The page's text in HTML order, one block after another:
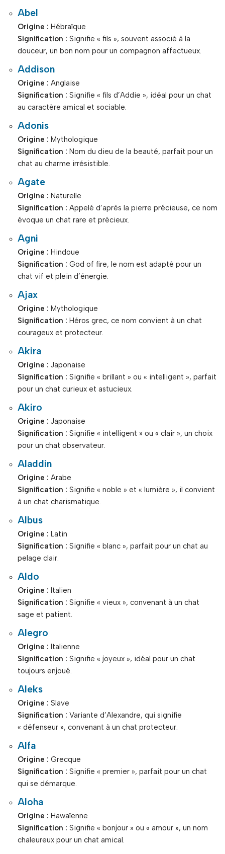
Abel
Origine : Hébraïque
Signification : Signifie « fils », souvent associé à la
douceur, un bon nom pour un compagnon affectueux.
Addison
Origine : Anglaise
Signification : Signifie « fils d’Addie », idéal pour un chat
au caractère amical et sociable.
Adonis
Origine : Mythologique
Signification : Nom du dieu de la beauté, parfait pour un
chat au charme irrésistible.
Agate
Origine : Naturelle
Signification : Appelé d’après la pierre précieuse, ce nom
évoque un chat rare et précieux.
Agni
Origine : Hindoue
Signification : God of fire, le nom est adapté pour un
chat vif et plein d’énergie.
Ajax
Origine : Mythologique
Signification : Héros grec, ce nom convient à un chat
courageux et protecteur.
Akira
Origine : Japonaise
Signification : Signifie « brillant » ou « intelligent », parfait
pour un chat curieux et astucieux.
Akiro
Origine : Japonaise
Signification : Signifie « intelligent » ou « clair », un choix
pour un chat observateur.
Aladdin
Origine : Arabe
Signification : Signifie « noble » et « lumière », il convient
à un chat charismatique.
Albus
Origine : Latin
Signification : Signifie « blanc », parfait pour un chat au
pelage clair.
Aldo
Origine : Italien
Signification : Signifie « vieux », convenant à un chat
sage et patient.
Alegro
Origine : Italienne
Signification : Signifie « joyeux », idéal pour un chat
toujours enjoué.
Aleks
Origine : Slave
Signification : Variante d’Alexandre, qui signifie
« défenseur », convenant à un chat protecteur.
Alfa
Origine : Grecque
Signification : Signifie « premier », parfait pour un chat
qui se démarque.
Aloha
Origine : Hawaïenne
Signification : Signifie « bonjour » ou « amour », un nom
chaleureux pour un chat amical.